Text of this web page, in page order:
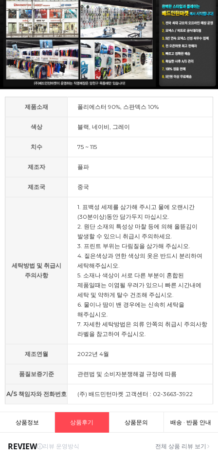
제품소재 폴리에스터 90%, 스판덱스 10%
색상 블랙, 네이비, 그레이
치수 75 ~ 115
제조자 플파
제조국 중국
세탁방법 및 취급시
주의사항
1. 표백성 세제를 삼가해 주시고 물에 오랜시간
(30분이상)동안 담가두지 마십시오.
2. 원단 소재의 특성상 마찰 등에 의해 올뜯김이
발생할 수 있으니 취급시 주의하세요.
3. 프린트 부위는 다림질을 삼가해 주십시오.
4. 짙은색상과 연한 색상의 옷은 반드시 분리하여
세탁해주십시오.
5. 소재나 색상이 서로 다른 부분이 혼합된
제품일때는 이염될 우려가 있으니 빠른 시간내에
세탁 및 약하게 탈수 건조해 주십시오.
6. 물이나 땀이 밴 경우에는 신속히 세탁을
해주십시오.
7. 자세한 세탁방법은 의류 안쪽의 취급시 주의사항
라벨을 참고하여 주십시오.
제조연월 2022년 4월
품질보증기준 관련법 및 소비자분쟁해결 규정에 따름
A/S 책임자와 전화번호 (주) 배드민턴마켓 고객센터 : 02-3663-3922
상품정보 상품후기 상품문의 배송 · 반품 안내